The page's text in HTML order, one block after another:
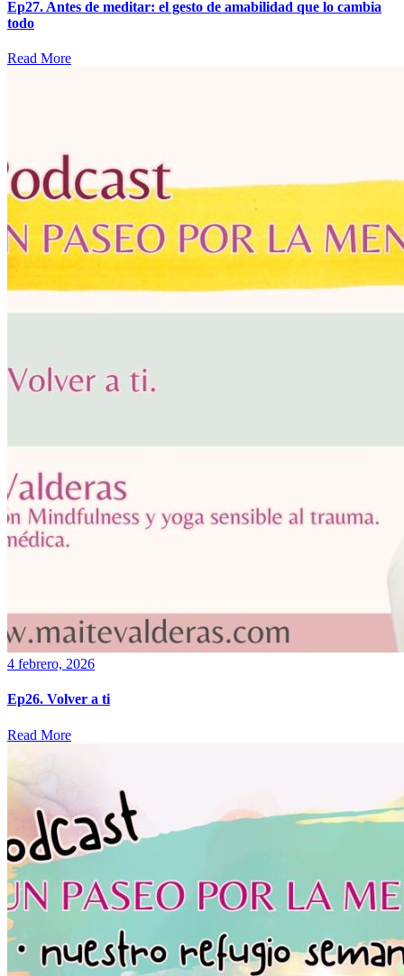
Ep27. Antes de meditar: el gesto de amabilidad que lo cambia
todo
Read More
4 febrero, 2026
Ep26. Volver a ti
Read More